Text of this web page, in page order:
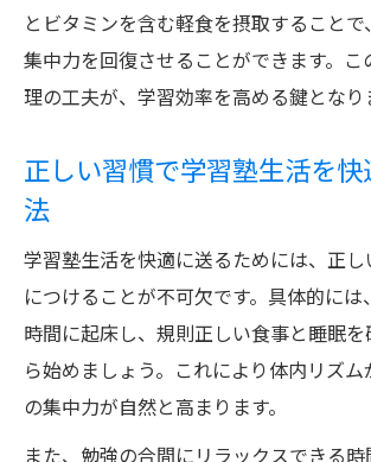
とビタミンを含む軽食を摂取することで
集中力を回復させることができます。こ
理の工夫が、学習効率を高める鍵となり
正しい習慣で学習塾生活を
法
学習塾生活を快適に送るためには、正し
につけることが不可欠です。具体的には
時間に起床し、規則正しい食事と睡眠
ら始めましょう。これにより体内リズム
の集中力が自然と高まります。
また、勉強の合間にリラックスできる時